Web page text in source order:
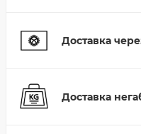
Доставка
Доставка